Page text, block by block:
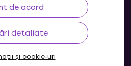
de acord
detaliate
și cookie-uri
MD